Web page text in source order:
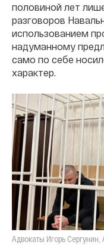
половиной лет
разговоров
использованием
надуманному
само по себе
характер.
Адвокаты Игорь